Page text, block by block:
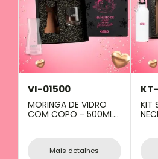
VI-01500
MORINGA DE VIDRO
COM COPO - 500ML /
Mais detalhes
KIT